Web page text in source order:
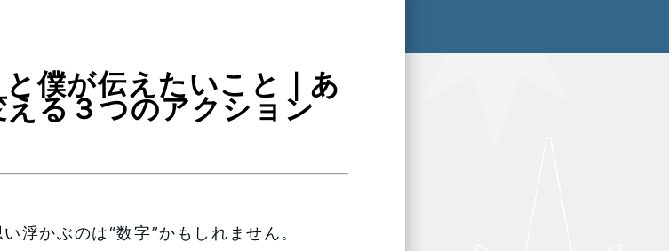
と僕が伝えたいこと｜あ
る３つのアクション
浮かぶのは“数字”かもしれません。